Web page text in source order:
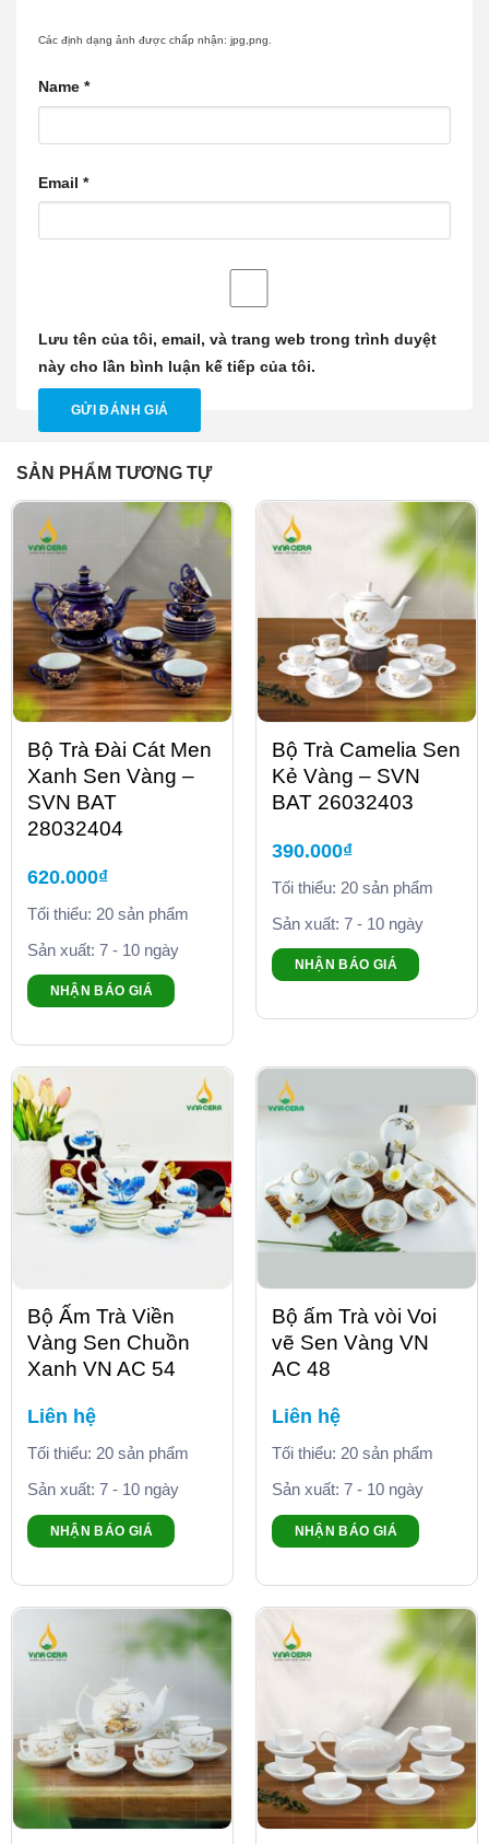
Các định dạng ảnh được chấp nhận: jpg,png.
Name *
Email *
Lưu tên của tôi, email, và trang web trong trình duyệt
này cho lần bình luận kế tiếp của tôi.
SẢN PHẨM TƯƠNG TỰ
Bộ Trà Đài Cát Men
Xanh Sen Vàng –
SVN BAT
28032404
620.000₫
Tối thiểu: 20 sản phẩm
Sản xuất: 7 - 10 ngày
NHẬN BÁO GIÁ
Bộ Trà Camelia Sen
Kẻ Vàng – SVN
BAT 26032403
390.000₫
Tối thiểu: 20 sản phẩm
Sản xuất: 7 - 10 ngày
NHẬN BÁO GIÁ
Bộ Ấm Trà Viền
Vàng Sen Chuồn
Xanh VN AC 54
Liên hệ
Tối thiểu: 20 sản phẩm
Sản xuất: 7 - 10 ngày
NHẬN BÁO GIÁ
Bộ ấm Trà vòi Voi
vẽ Sen Vàng VN
AC 48
Liên hệ
Tối thiểu: 20 sản phẩm
Sản xuất: 7 - 10 ngày
NHẬN BÁO GIÁ